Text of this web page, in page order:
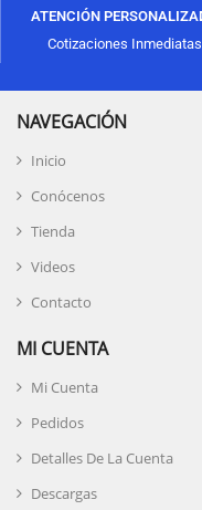
ATENCIÓN
Cotizaciones Inmediatas
NAVEGACIÓN
Inicio
Conócenos
Tienda
Videos
Contacto
MI CUENTA
Mi Cuenta
Pedidos
Detalles De La Cuenta
Descargas